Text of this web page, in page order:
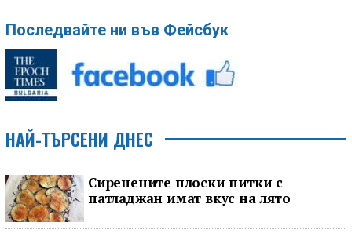
Последвайте ни във Фейсбук
НАЙ-ТЪРСЕНИ ДНЕС
Сиренените плоски питки с
патладжан имат вкус на лято